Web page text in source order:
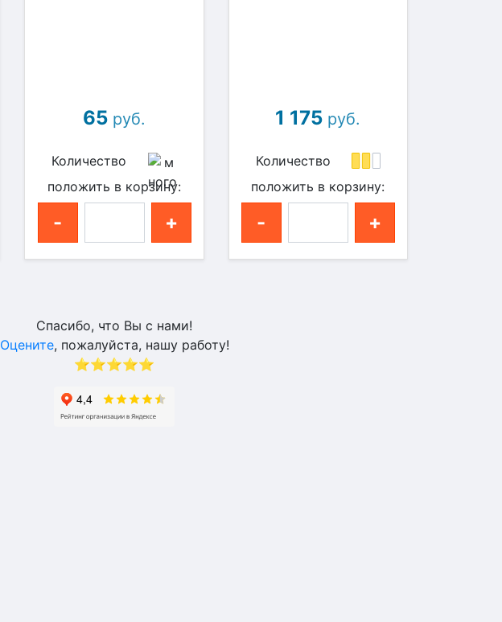
65руб.
Количество
положить в корзину:
- +
1 175 руб.
Количество
положить в корзину:
- +
Спасибо, что Вы с нами!
Оцените, пожалуйста, нашу работу!
⭐⭐⭐⭐⭐